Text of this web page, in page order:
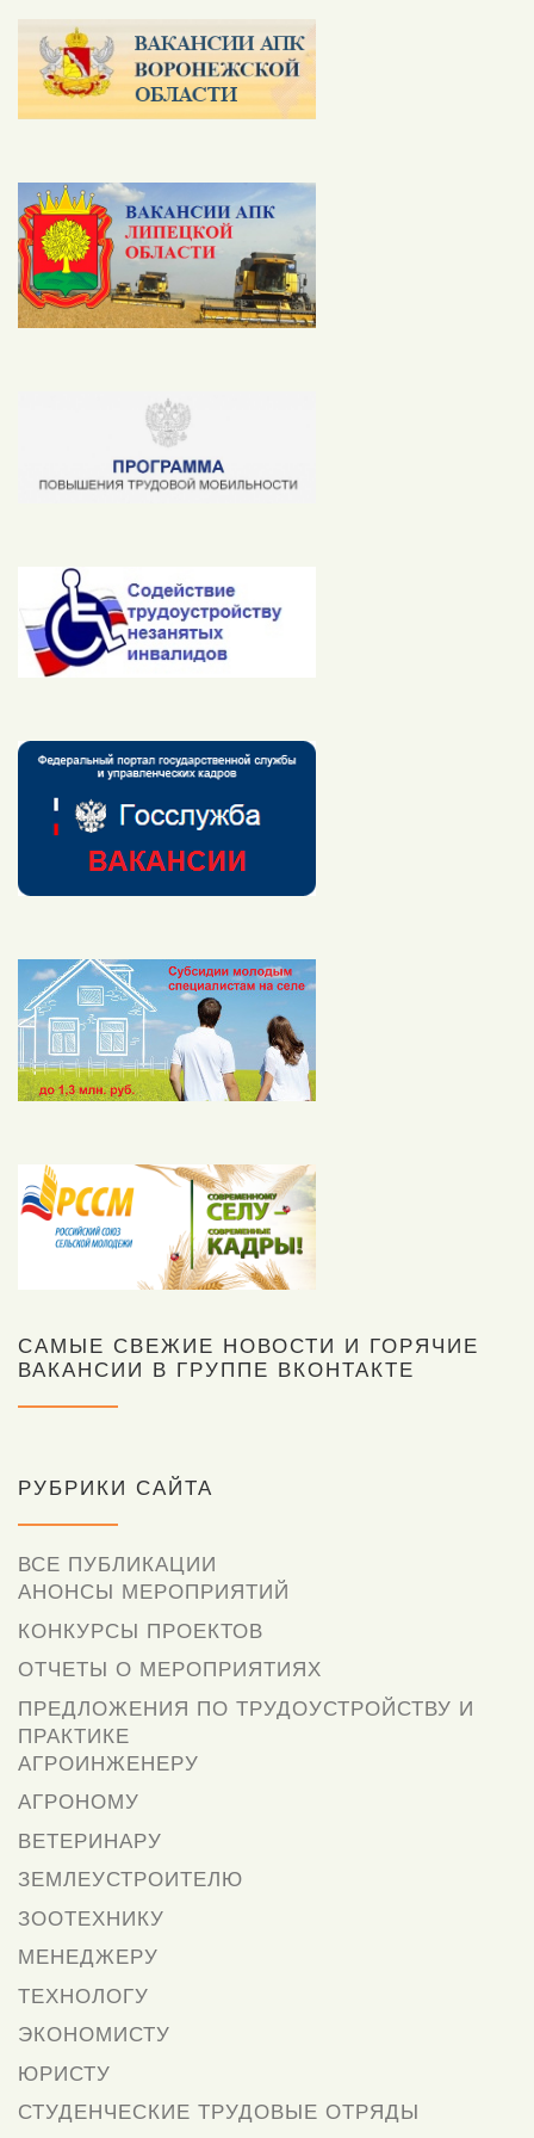
САМЫЕ СВЕЖИЕ НОВОСТИ И ГОРЯЧИЕ
ВАКАНСИИ В ГРУППЕ ВКОНТАКТЕ
РУБРИКИ САЙТА
ВСЕ ПУБЛИКАЦИИ
АНОНСЫ МЕРОПРИЯТИЙ
КОНКУРСЫ ПРОЕКТОВ
ОТЧЕТЫ О МЕРОПРИЯТИЯХ
ПРЕДЛОЖЕНИЯ ПО ТРУДОУСТРОЙСТВУ И
ПРАКТИКЕ
АГРОИНЖЕНЕРУ
АГРОНОМУ
ВЕТЕРИНАРУ
ЗЕМЛЕУСТРОИТЕЛЮ
ЗООТЕХНИКУ
МЕНЕДЖЕРУ
ТЕХНОЛОГУ
ЭКОНОМИСТУ
ЮРИСТУ
СТУДЕНЧЕСКИЕ ТРУДОВЫЕ ОТРЯДЫ